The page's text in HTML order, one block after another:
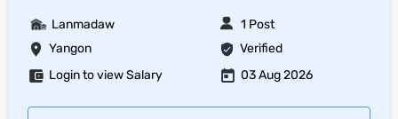
Yangon Verified
Lanmadaw 1 Post
Login to view Salary 03 Aug 2026